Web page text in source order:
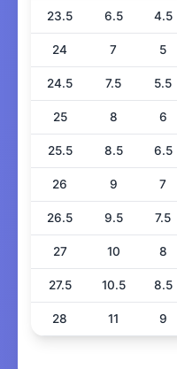
23.5 6.5 4.5
24 7 5
24.5 7.5 5.5
25 8 6
25.5 8.5 6.5
26 9 7
26.5 9.5 7.5
27 10 8
27.5 10.5 8.5
28 11 9